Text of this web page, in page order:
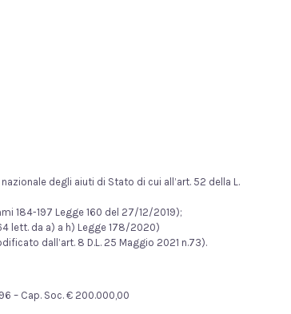
degli aiuti di Stato di cui all’art. 52 della L.
184-197 Legge 160 del 27/12/2019);
lett. da a) a h) Legge 178/2020)
dall’art. 8 D.L. 25 Maggio 2021 n.73).
– Cap. Soc. € 200.000,00